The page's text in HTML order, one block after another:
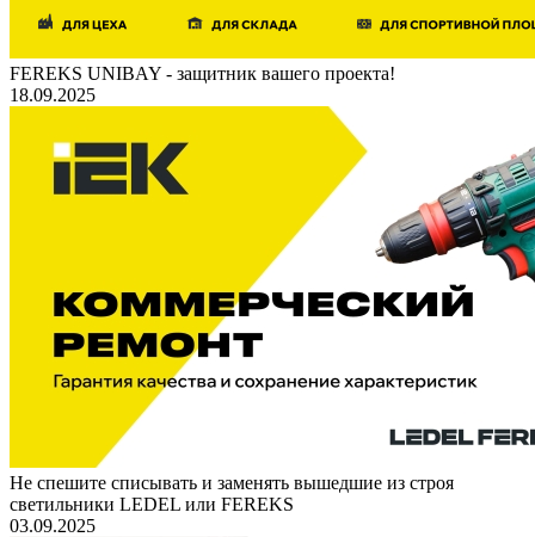
FEREKS UNIBAY - защитник вашего проекта!
18.09.2025
Не спешите списывать и заменять вышедшие из строя
светильники LEDEL или FEREKS
03.09.2025